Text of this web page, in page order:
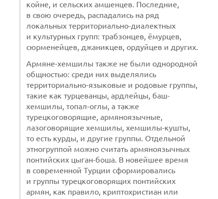
койне, и сельских амшенцев. Последние,
в свою очередь, распадались на ряд
локальных территориально-диалектных
и культурных групп: трабзонцев, ёмурцев,
сюрменейцев, джаникцев, ордуйцев и других.
Армяне-хемшилы также не были однородной
общностью: среди них выделялись
территориально-языковые и родовые группы,
такие как турцеванцы, ардлейцы, баш-
хемшилы, топал-оглы, а также
турецкоговорящие, армяноязычные,
лазоговорящие хемшилы, хемшилы-кушты,
то есть курды, и другие группы. Отдельной
этногруппой можно считать армяноязычных
понтийских цыган-боша. В новейшее время
в современной Турции сформировались
и группы турецкоговорящих понтийских
армян, как правило, криптохристиан или